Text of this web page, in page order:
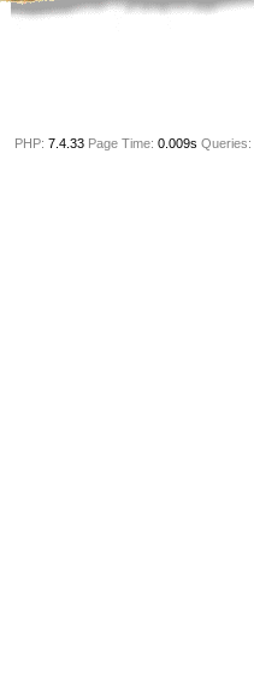
PHP: 7.4.33 Page Time: 0.009s Queries: